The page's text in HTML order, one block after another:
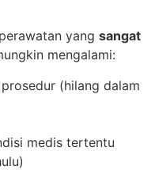
yang sangat
mengalami:
(hilang dalam
medis tertentu